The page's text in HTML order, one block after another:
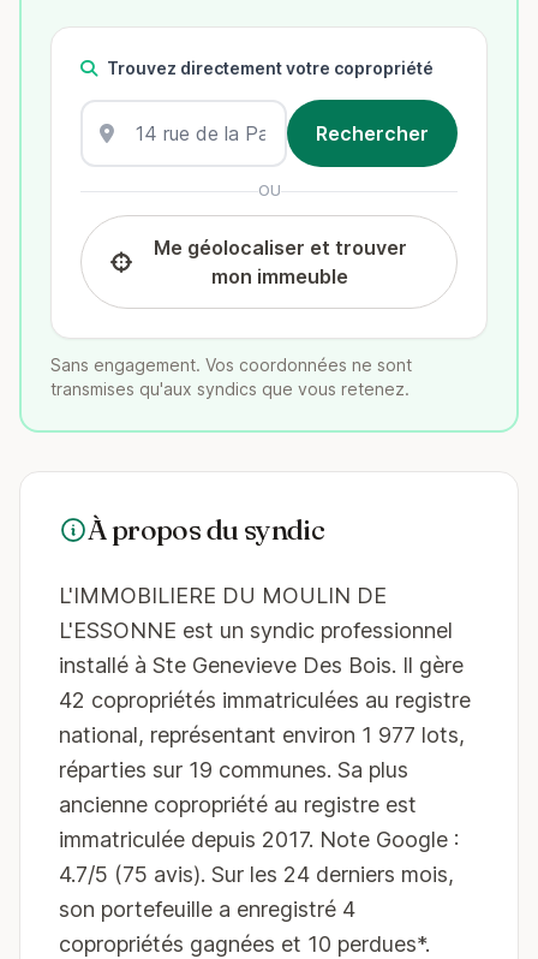
Trouvez directement votre copropriété
OU
Me géolocaliser et trouver
mon immeuble
Sans engagement. Vos coordonnées ne sont
transmises qu'aux syndics que vous retenez.
À propos du syndic
L'IMMOBILIERE DU MOULIN DE
L'ESSONNE est un syndic professionnel
installé à Ste Genevieve Des Bois. Il gère
42 copropriétés immatriculées au registre
national, représentant environ 1 977 lots,
réparties sur 19 communes. Sa plus
ancienne copropriété au registre est
immatriculée depuis 2017. Note Google :
4.7/5 (75 avis). Sur les 24 derniers mois,
son portefeuille a enregistré 4
copropriétés gagnées et 10 perdues*.